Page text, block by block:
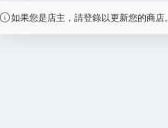
如果您是店主，請登錄以更新您的商店。